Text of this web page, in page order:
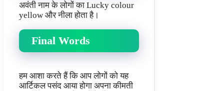
अवंती नाम के लोगों का Lucky colour
yellow और नीला होता है।
Final Words
हम आशा करते हैं कि आप लोगों को यह
आर्टिकल पसंद आया होगा अपना कीमती